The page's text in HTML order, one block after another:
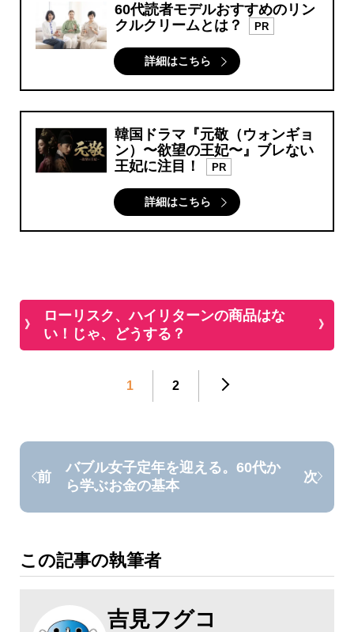
60代読者モデルおすすめのリン
クルクリームとは？
PR
詳細はこちら
韓国ドラマ『元敬（ウォンギョ
ン）〜欲望の王妃〜』ブレない
王妃に注目！
PR
詳細はこちら
ローリスク、ハイリターンの商品はな
い！じゃ、どうする？
1 2
前
バブル女子定年を迎える。60代か
ら学ぶお金の基本
次
この記事の執筆者
吉見フグコ